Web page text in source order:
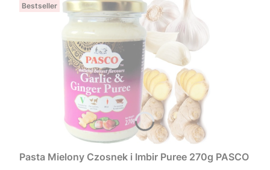
Bestseller
Pasta Mielony Czosnek i Imbir Puree 270g PASCO